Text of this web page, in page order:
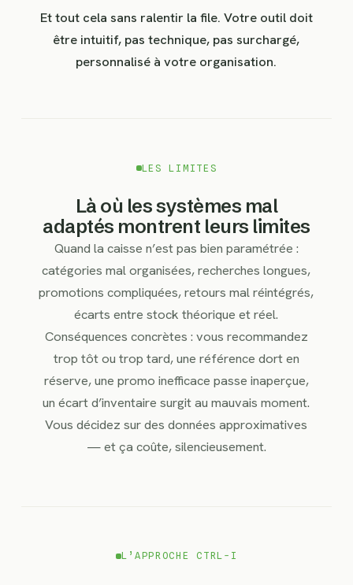
Et tout cela sans ralentir la file. Votre outil doit
être intuitif, pas technique, pas surchargé,
personnalisé à votre organisation.
LES LIMITES
Là où les systèmes mal
adaptés montrent leurs limites
Quand la caisse n’est pas bien paramétrée :
catégories mal organisées, recherches longues,
promotions compliquées, retours mal réintégrés,
écarts entre stock théorique et réel.
Conséquences concrètes : vous recommandez
trop tôt ou trop tard, une référence dort en
réserve, une promo inefficace passe inaperçue,
un écart d’inventaire surgit au mauvais moment.
Vous décidez sur des données approximatives
— et ça coûte, silencieusement.
L’APPROCHE CTRL-I